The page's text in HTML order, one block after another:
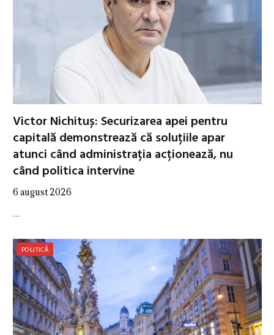
Victor Nichituș: Securizarea apei pentru
capitală demonstrează că soluțiile apar
atunci când administrația acționează, nu
când politica intervine
6 august 2026
…
POLITICĂ